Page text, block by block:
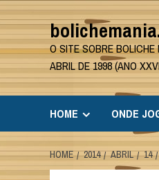
Skip
to
content
O SITE SOBRE
ABRIL DE 1998 (ANO
HOME ONDE
HOME 2014 ABRIL 14